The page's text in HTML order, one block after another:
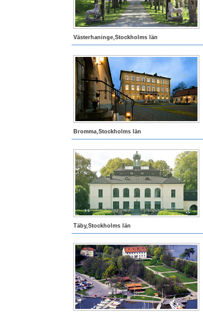
Västerhaninge,Stockholms län
Bromma,Stockholms län
Täby,Stockholms län